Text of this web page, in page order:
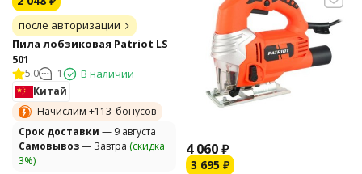
после авторизации
Пила лобзиковая Patriot LS
501
5.0 1 В наличии
Китай
Начислим +113 бонусов
Cрок доставки — 9 августа
Самовывоз— Завтра (скидка
3%)
4 060₽
3 695 ₽